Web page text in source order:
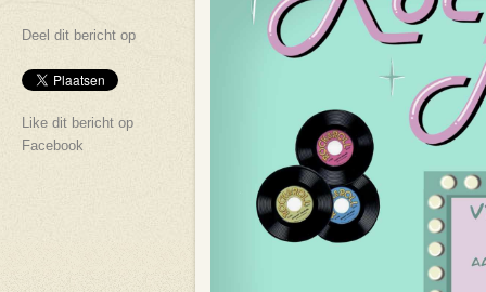
Deel dit bericht op
Like dit bericht op
Facebook